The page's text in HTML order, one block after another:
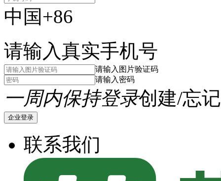
中国+86
请输入真实手机号
请输入图片验证码
请输入密码
一周内保持登录创建/忘
企业登录
联系我们